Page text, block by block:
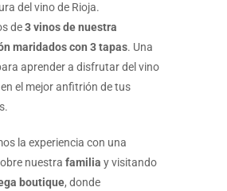
del vino de Rioja.
de3 vinos de nuestra
maridados con 3 tapas. Una
aprender a disfrutar del vino
el mejor anfitrión de tus
la experiencia con una
nuestra familia y visitando
boutique, donde